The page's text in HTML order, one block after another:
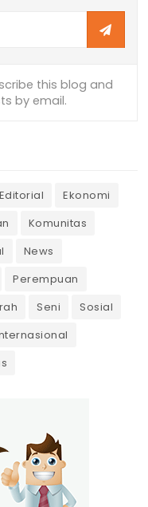
Editorial
Ekonomi
Komunitas
News
Perempuan
Seni
Sosial